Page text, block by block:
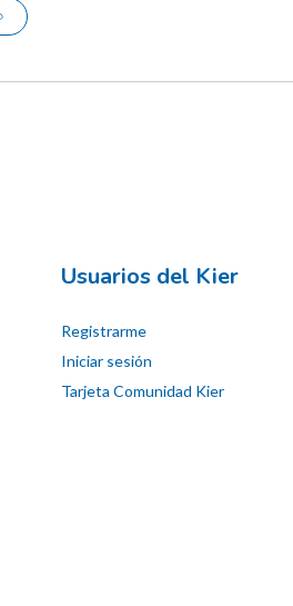
Usuarios del Kier
Registrarme
Iniciar sesión
Tarjeta Comunidad Kier